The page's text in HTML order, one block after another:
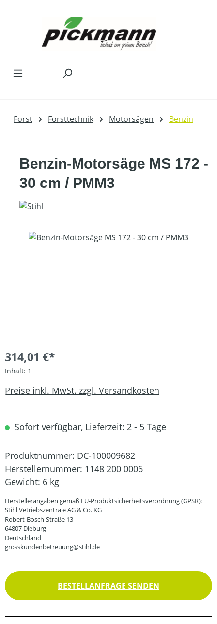
Forst Forsttechnik Motorsägen Benzin
Benzin-Motorsäge MS 172 -
30 cm / PMM3
Bildergalerie überspringen
314,01 €*
Inhalt: 1
Preise inkl. MwSt. zzgl. Versandkosten
Sofort verfügbar, Lieferzeit: 2 - 5 Tage
Produktnummer: DC-100009682
Herstellernummer: 1148 200 0006
Gewicht: 6 kg
Herstellerangaben gemäß EU-Produktsicherheitsverordnung (GPSR):
Stihl Vetriebszentrale AG & Co. KG
Robert-Bosch-Straße 13
64807 Dieburg
Deutschland
grosskundenbetreuung@stihl.de
BESTELLANFRAGE SENDEN